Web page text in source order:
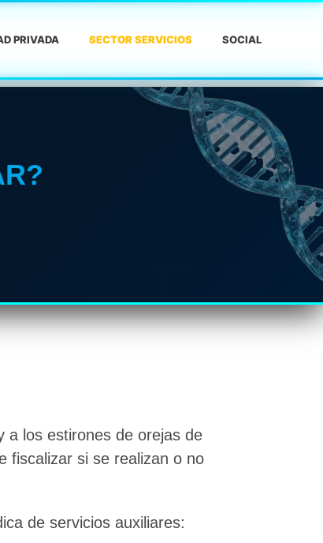
PRIVADA SECTOR SERVICIOS SOCIAL
a los estirones de orejas de
fiscalizar si se realizan o no
de servicios auxiliares: